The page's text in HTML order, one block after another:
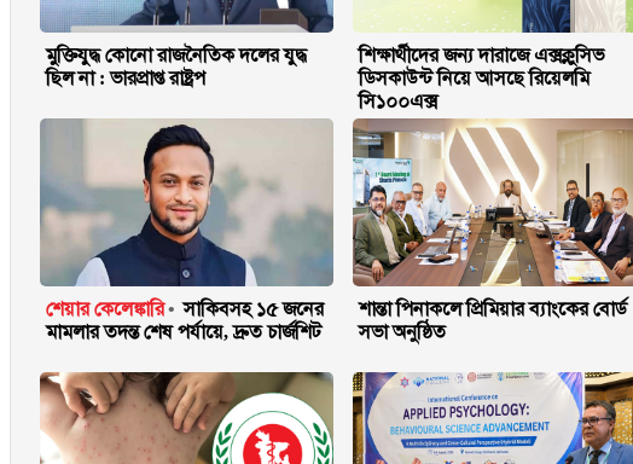
মুক্তিযুদ্ধ কোনো রাজনৈতিক দলের যুদ্ধ
ছিল না : ভারপ্রাপ্ত রাষ্ট্রপ
শিক্ষার্থীদের জন্য দারাজে এক্সক্লুসিভ
ডিসকাউন্ট নিয়ে আসছে রিয়েলমি
সি১০০এক্স
শেয়ার কেলেঙ্কারি
সাকিবসহ ১৫ জনের
মামলার তদন্ত শেষ পর্যায়ে, দ্রুত চার্জশিট
শান্তা পিনাকলে প্রিমিয়ার ব্যাংকের বোর্ড
সভা অনুষ্ঠিত